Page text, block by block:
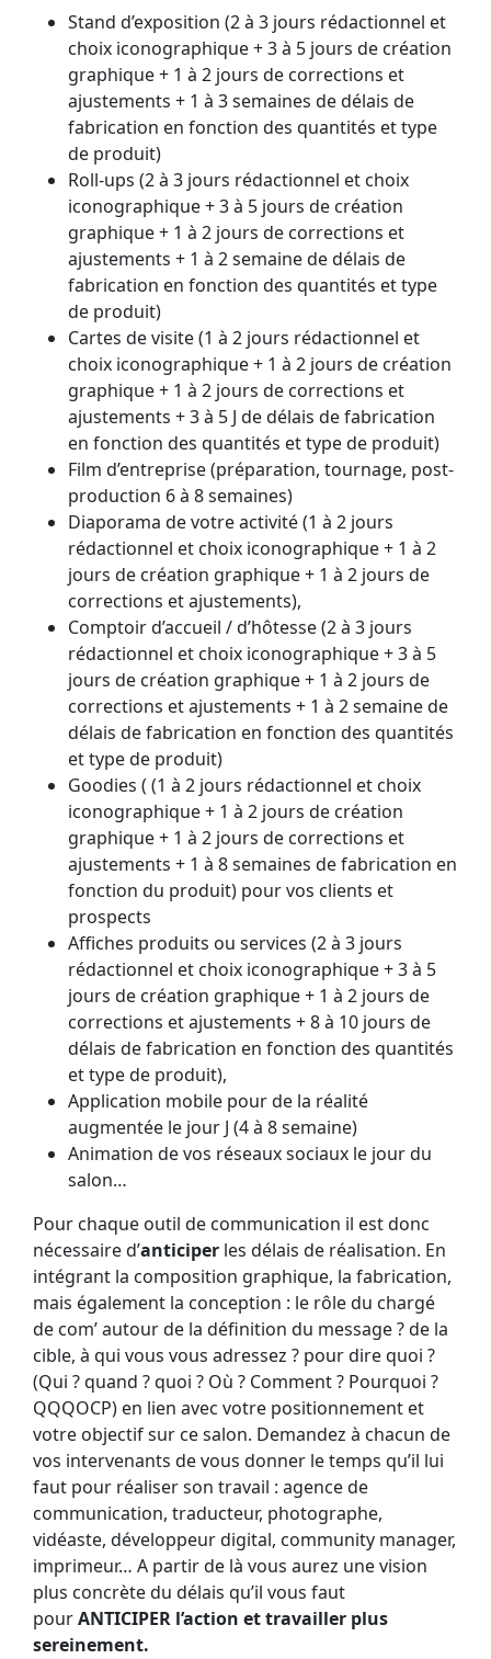
Stand d’exposition (2 à 3 jours rédactionnel et
choix iconographique + 3 à 5 jours de création
graphique + 1 à 2 jours de corrections et
ajustements + 1 à 3 semaines de délais de
fabrication en fonction des quantités et type
de produit)
Roll-ups (2 à 3 jours rédactionnel et choix
iconographique + 3 à 5 jours de création
graphique + 1 à 2 jours de corrections et
ajustements + 1 à 2 semaine de délais de
fabrication en fonction des quantités et type
de produit)
Cartes de visite (1 à 2 jours rédactionnel et
choix iconographique + 1 à 2 jours de création
graphique + 1 à 2 jours de corrections et
ajustements + 3 à 5 J de délais de fabrication
en fonction des quantités et type de produit)
Film d’entreprise (préparation, tournage, post-
production 6 à 8 semaines)
Diaporama de votre activité (1 à 2 jours
rédactionnel et choix iconographique + 1 à 2
jours de création graphique + 1 à 2 jours de
corrections et ajustements),
Comptoir d’accueil / d’hôtesse (2 à 3 jours
rédactionnel et choix iconographique + 3 à 5
jours de création graphique + 1 à 2 jours de
corrections et ajustements + 1 à 2 semaine de
délais de fabrication en fonction des quantités
et type de produit)
Goodies ( (1 à 2 jours rédactionnel et choix
iconographique + 1 à 2 jours de création
graphique + 1 à 2 jours de corrections et
ajustements + 1 à 8 semaines de fabrication en
fonction du produit) pour vos clients et
prospects
Affiches produits ou services (2 à 3 jours
rédactionnel et choix iconographique + 3 à 5
jours de création graphique + 1 à 2 jours de
corrections et ajustements + 8 à 10 jours de
délais de fabrication en fonction des quantités
et type de produit),
Application mobile pour de la réalité
augmentée le jour J (4 à 8 semaine)
Animation de vos réseaux sociaux le jour du
salon…
Pour chaque outil de communication il est donc
nécessaire d’anticiper les délais de réalisation. En
intégrant la composition graphique, la fabrication,
mais également la conception : le rôle du chargé
de com’ autour de la définition du message ? de la
cible, à qui vous vous adressez ? pour dire quoi ?
(Qui ? quand ? quoi ? Où ? Comment ? Pourquoi ?
QQQOCP) en lien avec votre positionnement et
votre objectif sur ce salon. Demandez à chacun de
vos intervenants de vous donner le temps qu’il lui
faut pour réaliser son travail : agence de
communication, traducteur, photographe,
vidéaste, développeur digital, community manager,
imprimeur… A partir de là vous aurez une vision
plus concrète du délais qu’il vous faut
pourANTICIPER l’action et travailler plus
sereinement.